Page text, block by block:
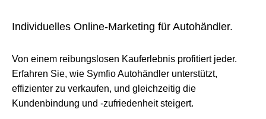
Individuelles Online-Marketing für Autohändler.
Von einem reibungslosen Kauferlebnis profitiert jeder.
Erfahren Sie, wie Symfio Autohändler unterstützt,
effizienter zu verkaufen, und gleichzeitig die
Kundenbindung und -zufriedenheit steigert.